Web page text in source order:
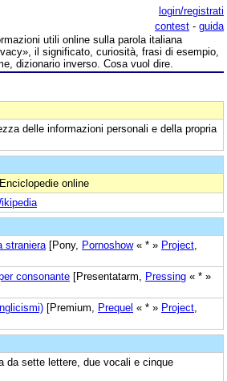
login/registrati
contest - guida
utili online sulla parola italiana
il significato, curiosità, frasi di esempio,
dizionario inverso. Cosa vuol dire.
delle informazioni personali e della propria
online
straniera [Pony, Pornoshow« * » Project
consonante [Presentatarm, Pressing « * »
[Premium, Prequel « * » Project
da sette lettere, due vocali e cinque